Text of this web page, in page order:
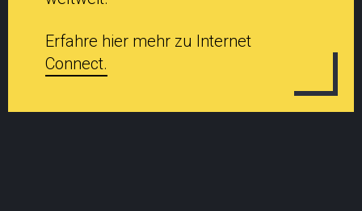
Erfahre hier mehr zu Internet
Connect.